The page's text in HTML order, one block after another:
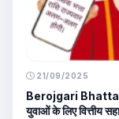
21/09/2025
Berojgari Bhatta
युवाओं के लिए वित्तीय